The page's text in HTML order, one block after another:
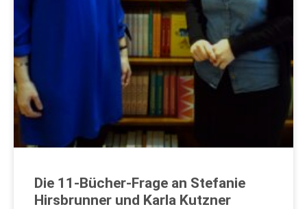
Die 11-Bücher-Frage an Stefanie
Hirsbrunner und Karla Kutzner